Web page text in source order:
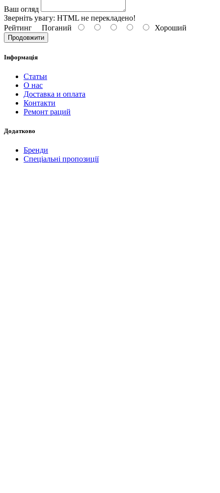
Ваш огляд
Зверніть увагу: HTML не перекладено!
Рейтинг Поганий Хороший
Продовжити
Інформація
Статьи
О нас
Доставка и оплата
Контакти
Ремонт раций
Додатково
Бренди
Спеціальні пропозиції